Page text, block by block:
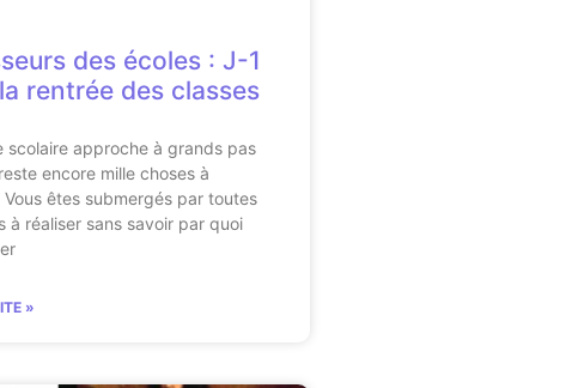
des écoles : J-1
rentrée des classes
scolaire approche à grands pas
encore mille choses à
Vous êtes submergés par toutes
à réaliser sans savoir par quoi
»